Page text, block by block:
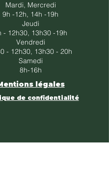
Mardi, Mercredi
9h -12h, 14h -19h​​
Jeudi
- 12h30, 13h30 -19h​
Vendredi
- 12h30, 13h30 - 20h​
Samedi
8h-16h
légales
de confidentialité